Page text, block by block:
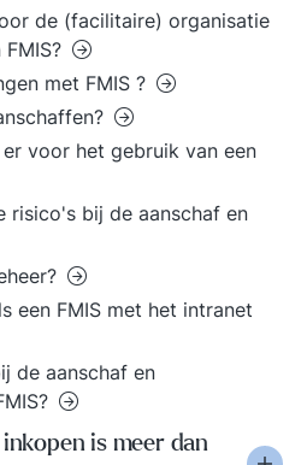
de (facilitaire) organisatie
met FMIS ?
voor het gebruik van een
risico's bij de aanschaf en
een FMIS met het intranet
de aanschaf en
is meer dan